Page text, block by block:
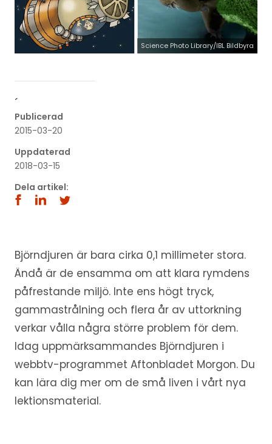
Science Photo Library/IBL Bildbyra
´
Publicerad
2015-03-20
Uppdaterad
2018-03-15
Dela artikel:
Björndjuren är bara cirka 0,1 millimeter stora.
Ändå är de ensamma om att klara rymdens
påfrestande miljö. Inte ens högt tryck,
gammastrålning och flera år av uttorkning
verkar vålla några större problem för dem.
Idag uppmärksammandes Björndjuren i
webbtv-programmet Aftonbladet Morgon. Du
kan lära dig mer om de små liven i vårt nya
lektionsmaterial.